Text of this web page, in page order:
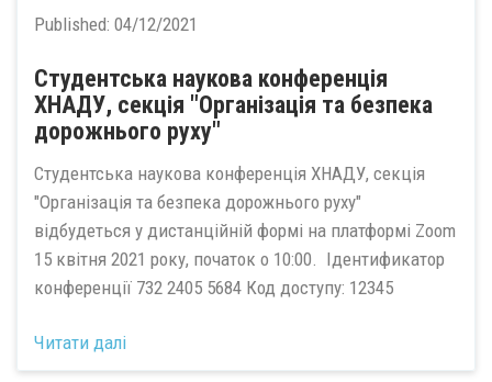
Published: 04/12/2021
Студентська наукова конференція
ХНАДУ, секція "Організація та безпека
дорожнього руху"
Студентська наукова конференція ХНАДУ, секція
"Організація та безпека дорожнього руху"
відбудеться у дистанційній формі на платформі Zoom
15 квітня 2021 року, початок о 10:00. Ідентификатор
конференції 732 2405 5684 Код доступу: 12345
Читати далі